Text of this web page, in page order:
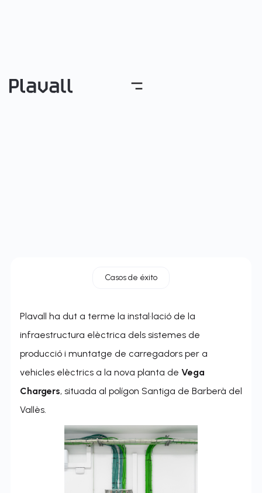
Inicio Blog
Casos de éxito
Plavall ha dut a terme la instal·lació de la
infraestructura elèctrica dels sistemes de
producció i muntatge de carregadors per a
vehicles elèctrics a la nova planta de Vega
Chargers, situada al polígon Santiga de Barberà del
Vallès.